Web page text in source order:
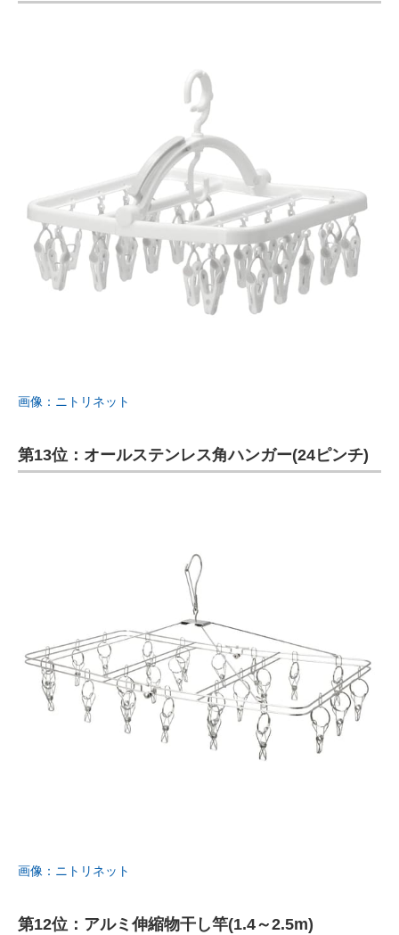
画像：ニトリネット
第13位：オールステンレス角ハンガー(24ピンチ)
画像：ニトリネット
第12位：アルミ伸縮物干し竿(1.4～2.5m)